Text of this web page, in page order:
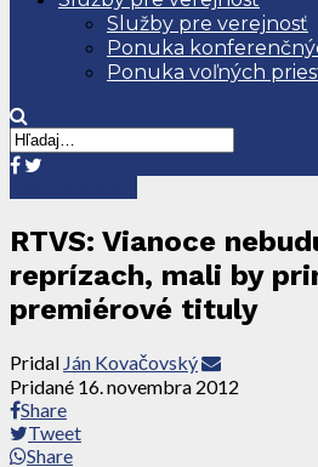
Služby pre verejnosť
Ponuka
Ponuka voľných
RTVS: Vianoce
reprízach, mali by
premiérové tituly
Pridal Ján Kovačovský
Pridané 16. novembra 2012
Share
Tweet
Share